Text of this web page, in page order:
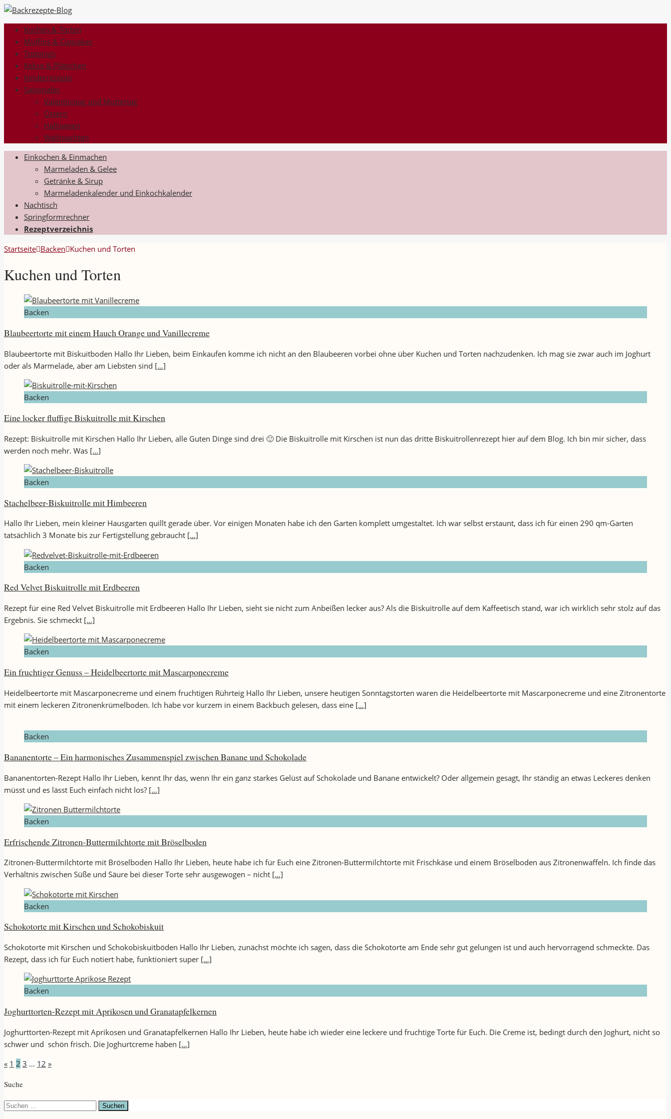
Kuchen & Torten
Muffins & Cupcakes
Toppings
Kekse & Plätzchen
Kinderrezepte
Saisonales
Valentinstag und Muttertag
Ostern
Halloween
Weihnachten
Einkochen & Einmachen
Marmeladen & Gelee
Getränke & Sirup
Marmeladenkalender und Einkochkalender
Nachtisch
Springformrechner
Rezeptverzeichnis
Startseite Backen Kuchen und Torten
Kuchen und Torten
Backen
Blaubeertorte mit einem Hauch Orange und Vanillecreme
Blaubeertorte mit Biskuitboden Hallo Ihr Lieben, beim Einkaufen komme ich nicht an den Blaubeeren vorbei ohne über Kuchen und Torten nachzudenken. Ich mag sie zwar auch im Joghurt
oder als Marmelade, aber am Liebsten sind […]
Backen
Eine locker fluffige Biskuitrolle mit Kirschen
Rezept: Biskuitrolle mit Kirschen Hallo Ihr Lieben, alle Guten Dinge sind drei 🙂 Die Biskuitrolle mit Kirschen ist nun das dritte Biskuitrollenrezept hier auf dem Blog. Ich bin mir sicher, dass
werden noch mehr. Was […]
Backen
Stachelbeer-Biskuitrolle mit Himbeeren
Hallo Ihr Lieben, mein kleiner Hausgarten quillt gerade über. Vor einigen Monaten habe ich den Garten komplett umgestaltet. Ich war selbst erstaunt, dass ich für einen 290 qm-Garten
tatsächlich 3 Monate bis zur Fertigstellung gebraucht […]
Backen
Red Velvet Biskuitrolle mit Erdbeeren
Rezept für eine Red Velvet Biskuitrolle mit Erdbeeren Hallo Ihr Lieben, sieht sie nicht zum Anbeißen lecker aus? Als die Biskuitrolle auf dem Kaffeetisch stand, war ich wirklich sehr stolz auf das
Ergebnis. Sie schmeckt […]
Backen
Ein fruchtiger Genuss – Heidelbeertorte mit Mascarponecreme
Heidelbeertorte mit Mascarponecreme und einem fruchtigen Rührteig Hallo Ihr Lieben, unsere heutigen Sonntagstorten waren die Heidelbeertorte mit Mascarponecreme und eine Zitronentorte
mit einem leckeren Zitronenkrümelboden. Ich habe vor kurzem in einem Backbuch gelesen, dass eine […]
Backen
Bananentorte – Ein harmonisches Zusammenspiel zwischen Banane und Schokolade
Bananentorten-Rezept Hallo Ihr Lieben, kennt Ihr das, wenn Ihr ein ganz starkes Gelüst auf Schokolade und Banane entwickelt? Oder allgemein gesagt, Ihr ständig an etwas Leckeres denken
müsst und es lässt Euch einfach nicht los? […]
Backen
Erfrischende Zitronen-Buttermilchtorte mit Bröselboden
Zitronen-Buttermilchtorte mit Bröselboden Hallo Ihr Lieben, heute habe ich für Euch eine Zitronen-Buttermilchtorte mit Frischkäse und einem Bröselboden aus Zitronenwaffeln. Ich finde das
Verhältnis zwischen Süße und Säure bei dieser Torte sehr ausgewogen – nicht […]
Backen
Schokotorte mit Kirschen und Schokobiskuit
Schokotorte mit Kirschen und Schokobiskuitböden Hallo Ihr Lieben, zunächst möchte ich sagen, dass die Schokotorte am Ende sehr gut gelungen ist und auch hervorragend schmeckte. Das
Rezept, dass ich für Euch notiert habe, funktioniert super […]
Backen
Joghurttorten-Rezept mit Aprikosen und Granatapfelkernen
Joghurttorten-Rezept mit Aprikosen und Granatapfelkernen Hallo Ihr Lieben, heute habe ich wieder eine leckere und fruchtige Torte für Euch. Die Creme ist, bedingt durch den Joghurt, nicht so
schwer und schön frisch. Die Joghurtcreme haben […]
Seitennummerierung
der
« 1 2 3 … 12 »
Suche
Suchen